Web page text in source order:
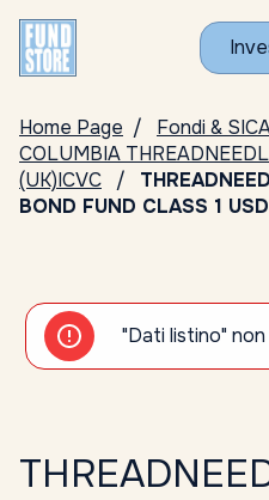
Home Page Fondi &
COLUMBIA
(UK)ICVC
BOND FUND CLASS 1
"Dati listino"